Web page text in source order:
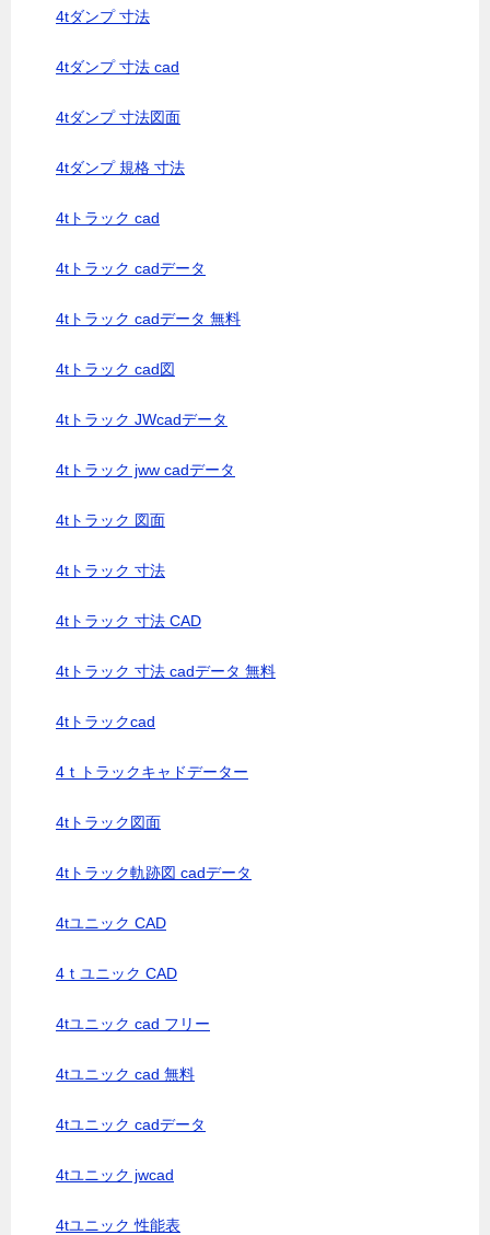
4tダンプ 寸法
4tダンプ 寸法 cad
4tダンプ 寸法図面
4tダンプ 規格 寸法
4tトラック cad
4tトラック cadデータ
4tトラック cadデータ 無料
4tトラック cad図
4tトラック JWcadデータ
4tトラック jww cadデータ
4tトラック 図面
4tトラック 寸法
4tトラック 寸法 CAD
4tトラック 寸法 cadデータ 無料
4tトラックcad
4ｔトラックキャドデーター
4tトラック図面
4tトラック軌跡図 cadデータ
4tユニック CAD
4ｔユニック CAD
4tユニック cad フリー
4tユニック cad 無料
4tユニック cadデータ
4tユニック jwcad
4tユニック 性能表